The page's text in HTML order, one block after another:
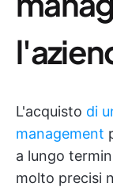
L'acquisto di
management
a lungo
molto precisi